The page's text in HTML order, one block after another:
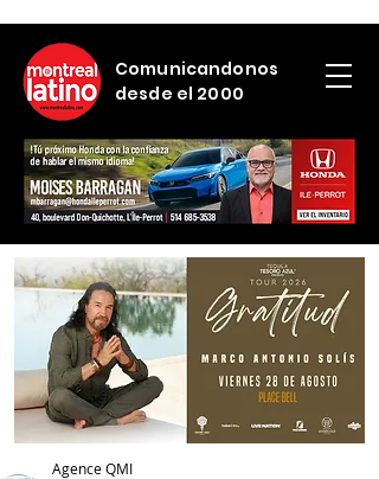
Comunicandonos
desde el 2000
Agence QMI